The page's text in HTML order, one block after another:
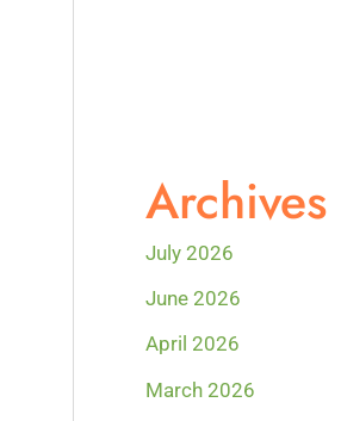
Archives
July 2026
June 2026
April 2026
March 2026